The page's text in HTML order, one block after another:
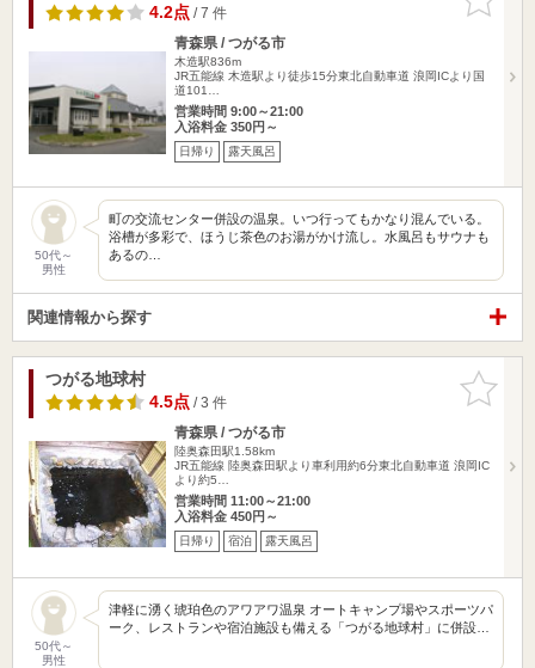
りに追加
4.2点/ 7 件
青森県 / つがる市
木造駅836m
JR五能線 木造駅より徒歩15分東北自動車道 浪岡ICより国
道101…
営業時間 9:00～21:00
入浴料金 350円～
日帰り 露天風呂
50代～
男性
町の交流センター併設の温泉。いつ行ってもかなり混んでいる。
浴槽が多彩で、ほうじ茶色のお湯がかけ流し。水風呂もサウナも
あるの…
関連情報から探す
お気に入
りに追加
つがる地球村
4.5点/ 3 件
青森県 / つがる市
陸奥森田駅1.58km
JR五能線 陸奥森田駅より車利用約6分東北自動車道 浪岡IC
より約5…
営業時間 11:00～21:00
入浴料金 450円～
日帰り 宿泊 露天風呂
50代～
男性
津軽に湧く琥珀色のアワアワ温泉 オートキャンプ場やスポーツパ
ーク、レストランや宿泊施設も備える「つがる地球村」に併設…